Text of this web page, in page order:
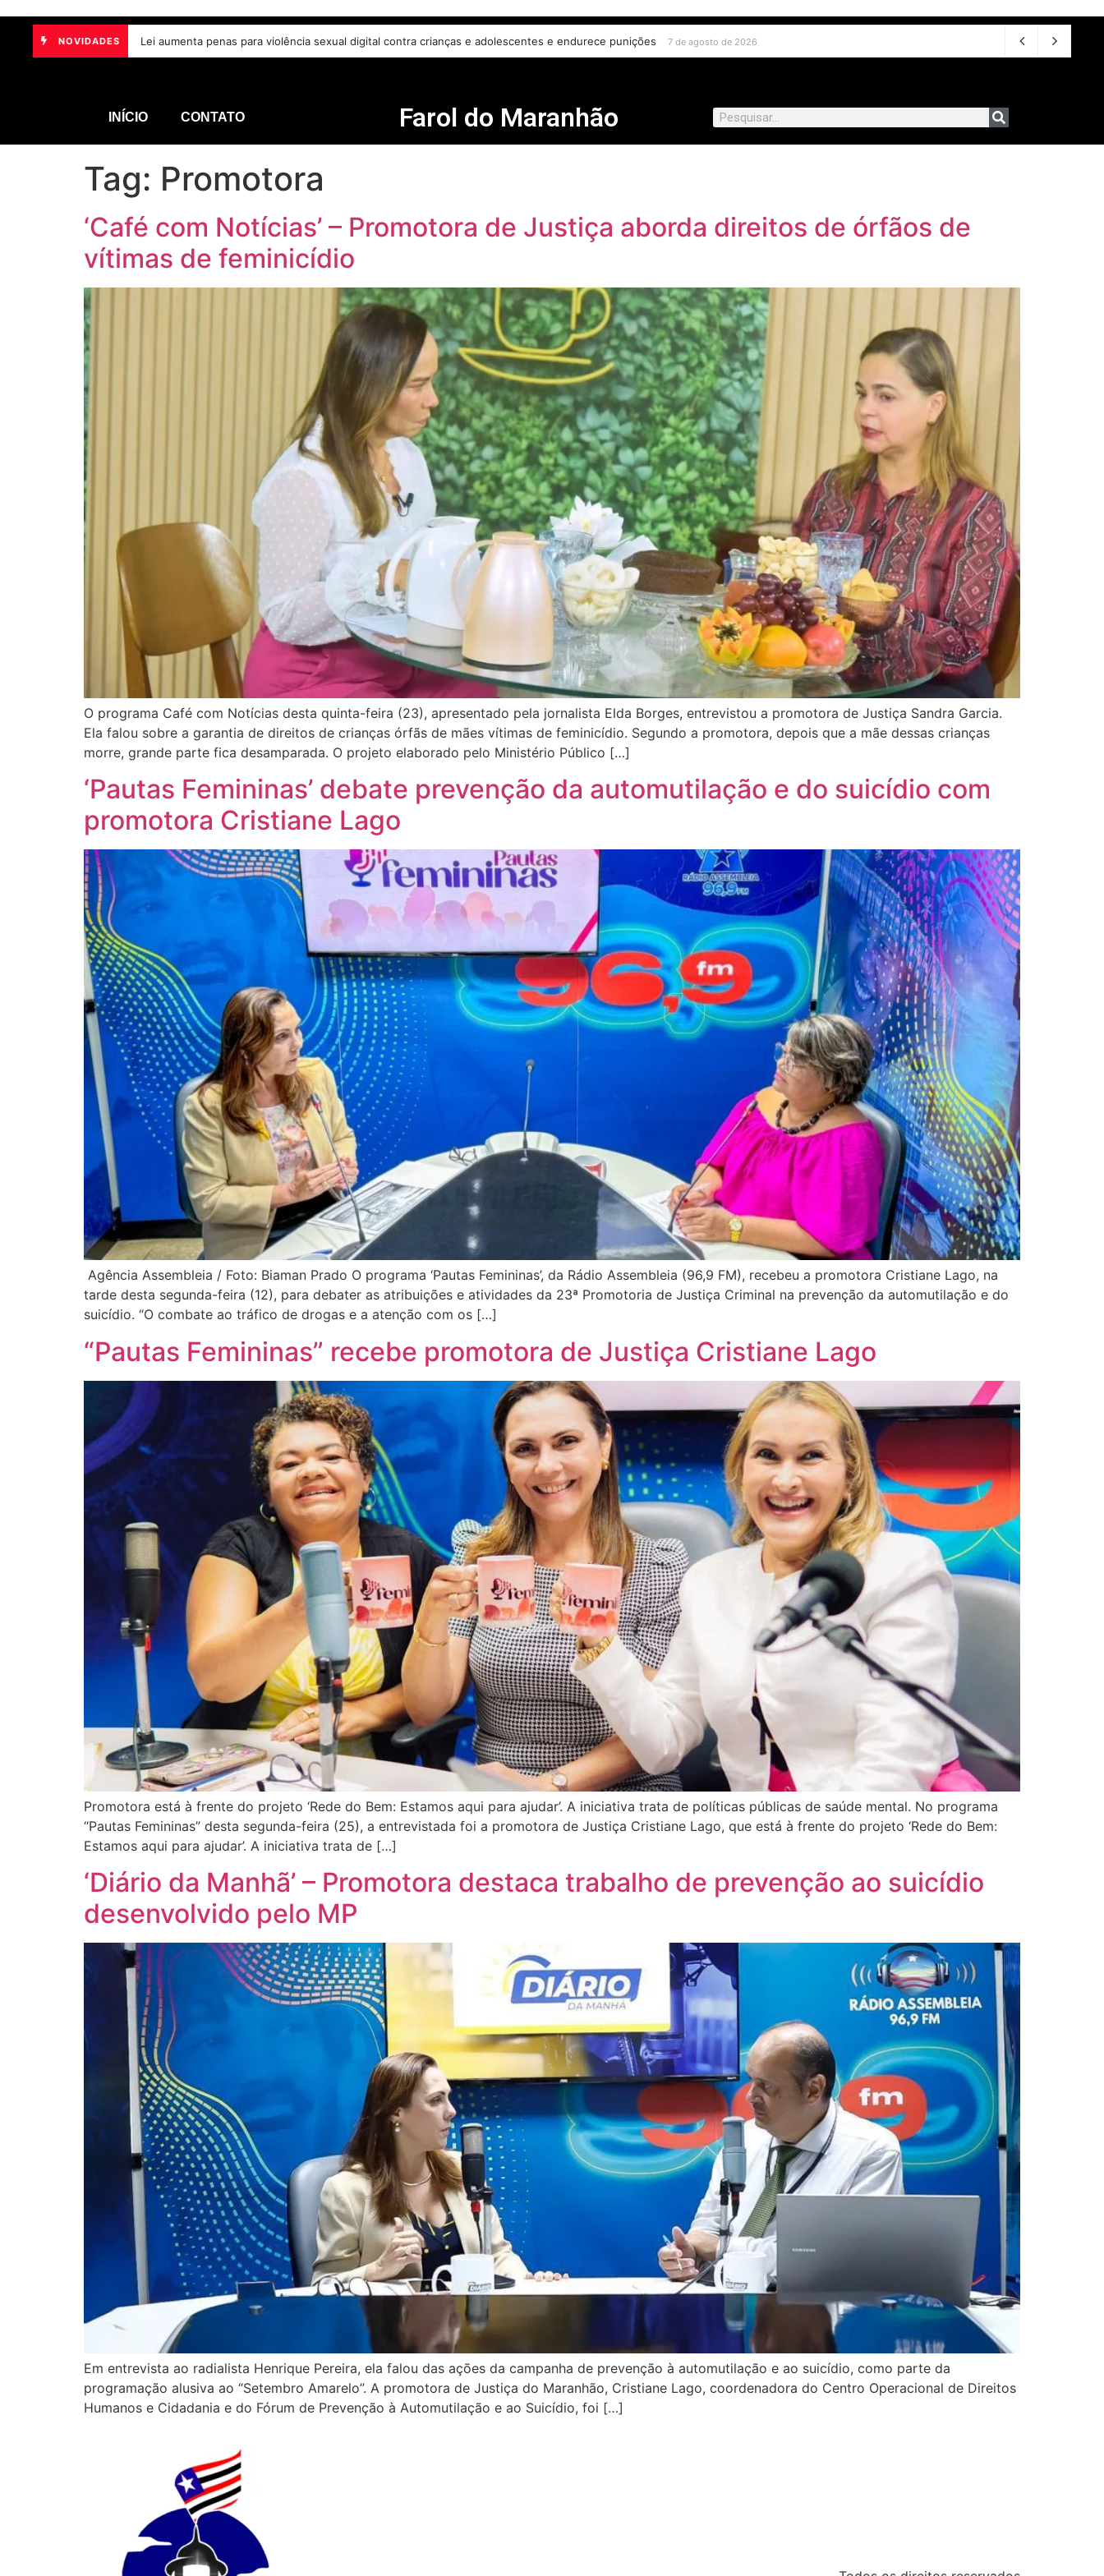
NOVIDADES Lei Maria da Penha completa 20 anos com avanços na proteção às mulheres e desafios no combate à violência 7 de agosto de 2026
INÍCIO CONTATO Farol do Maranhão
Tag: Promotora
‘Café com Notícias’ – Promotora de Justiça aborda direitos de órfãos de
vítimas de feminicídio
O programa Café com Notícias desta quinta-feira (23), apresentado pela jornalista Elda Borges, entrevistou a promotora de Justiça Sandra Garcia.
Ela falou sobre a garantia de direitos de crianças órfãs de mães vítimas de feminicídio. Segundo a promotora, depois que a mãe dessas crianças
morre, grande parte fica desamparada. O projeto elaborado pelo Ministério Público […]
‘Pautas Femininas’ debate prevenção da automutilação e do suicídio com
promotora Cristiane Lago
Agência Assembleia / Foto: Biaman Prado O programa ‘Pautas Femininas’, da Rádio Assembleia (96,9 FM), recebeu a promotora Cristiane Lago, na
tarde desta segunda-feira (12), para debater as atribuições e atividades da 23ª Promotoria de Justiça Criminal na prevenção da automutilação e do
suicídio. “O combate ao tráfico de drogas e a atenção com os […]
“Pautas Femininas” recebe promotora de Justiça Cristiane Lago
Promotora está à frente do projeto ‘Rede do Bem: Estamos aqui para ajudar’. A iniciativa trata de políticas públicas de saúde mental. No programa
“Pautas Femininas” desta segunda-feira (25), a entrevistada foi a promotora de Justiça Cristiane Lago, que está à frente do projeto ‘Rede do Bem:
Estamos aqui para ajudar’. A iniciativa trata de […]
‘Diário da Manhã’ – Promotora destaca trabalho de prevenção ao suicídio
desenvolvido pelo MP
Em entrevista ao radialista Henrique Pereira, ela falou das ações da campanha de prevenção à automutilação e ao suicídio, como parte da
programação alusiva ao “Setembro Amarelo”. A promotora de Justiça do Maranhão, Cristiane Lago, coordenadora do Centro Operacional de Direitos
Humanos e Cidadania e do Fórum de Prevenção à Automutilação e ao Suicídio, foi […]